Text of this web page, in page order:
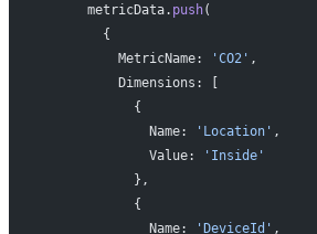
      metricData.
push(
        {
          MetricName:
'CO2' ,
          Dimensions: [
            {
              Name:
'Location' ,
              Value:
'Inside'
            },
            {
              Name:
'DeviceId' ,